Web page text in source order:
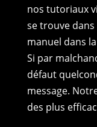
nos tutoriaux
se trouve dans
manuel dans
Si par
défaut
message.
des plus